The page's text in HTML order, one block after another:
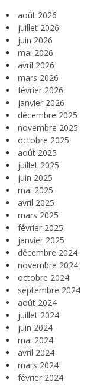
août 2026
juillet 2026
juin 2026
mai 2026
avril 2026
mars 2026
février 2026
janvier 2026
décembre 2025
novembre 2025
octobre 2025
août 2025
juillet 2025
juin 2025
mai 2025
avril 2025
mars 2025
février 2025
janvier 2025
décembre 2024
novembre 2024
octobre 2024
septembre 2024
août 2024
juillet 2024
juin 2024
mai 2024
avril 2024
mars 2024
février 2024